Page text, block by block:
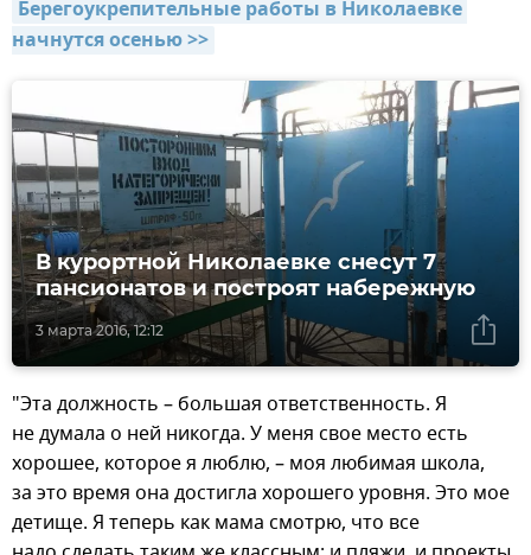
Берегоукрепительные работы в Николаевке
начнутся осенью >>
3 марта 2016, 12:12
В курортной Николаевке снесут 7
пансионатов и построят набережную
"Эта должность – большая ответственность. Я
не думала о ней никогда. У меня свое место есть
хорошее, которое я люблю, – моя любимая школа,
за это время она достигла хорошего уровня. Это мое
детище. Я теперь как мама смотрю, что все